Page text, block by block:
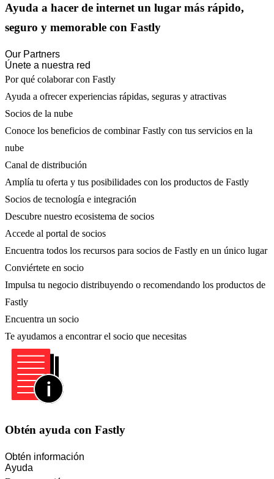
Ayuda a hacer de internet un lugar más rápido,
seguro y memorable con Fastly
Our Partners
Únete a nuestra red
Por qué colaborar con Fastly
Ayuda a ofrecer experiencias rápidas, seguras y atractivas
Socios de la nube
Conoce los beneficios de combinar Fastly con tus servicios en la
nube
Canal de distribución
Amplía tu oferta y tus posibilidades con los productos de Fastly
Socios de tecnología e integración
Descubre nuestro ecosistema de socios
Accede al portal de socios
Encuentra todos los recursos para socios de Fastly en un único lugar
Conviértete en socio
Impulsa tu negocio distribuyendo o recomendando los productos de
Fastly
Encuentra un socio
Te ayudamos a encontrar el socio que necesitas
Obtén ayuda con Fastly
Obtén información
Ayuda